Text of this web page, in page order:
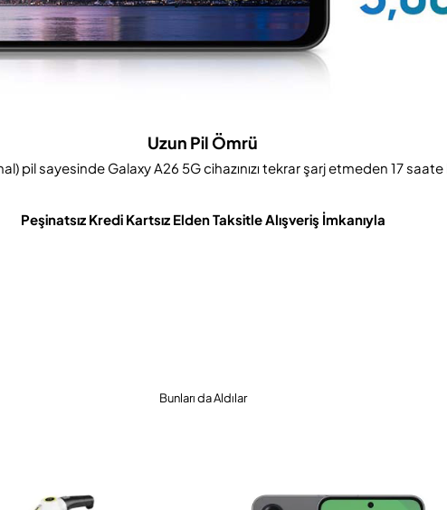
Uzun Pil Ömrü
pil sayesinde Galaxy A26 5G cihazınızı tekrar şarj etmeden 17
Peşinatsız Kredi Kartsız Elden Taksitle Alışveriş İmkanıyla
Bunları da Aldılar